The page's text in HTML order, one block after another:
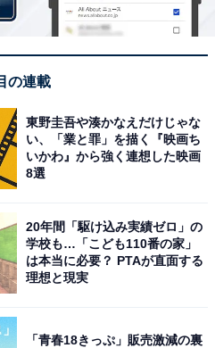
の連載
東野圭吾や湊かなえだけじゃな
い、「業と罪」を描く『映画ち
いかわ』から強く連想した映画
8選
20年間「駆け込み実績ゼロ」の
学校も…「こども110番の家」
は本当に必要？ PTAが直面する
理想と現実
「青春18きっぷ」販売激減の裏